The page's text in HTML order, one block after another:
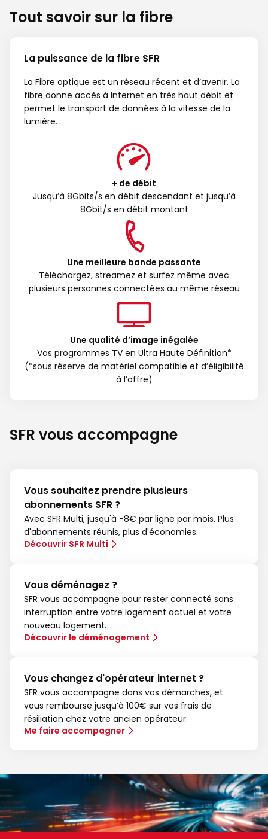
Tout savoir sur la fibre
La puissance de la fibre SFR
La Fibre optique est un réseau récent et d’avenir. La
fibre donne accès à Internet en très haut débit et
permet le transport de données à la vitesse de la
lumière.
+ de débit
Jusqu’à 8Gbits/s en débit descendant et jusqu’à
8Gbit/s en débit montant
Une meilleure bande passante
Téléchargez, streamez et surfez même avec
plusieurs personnes connectées au même réseau
Une qualité d’image inégalée
Vos programmes TV en Ultra Haute Définition*
(*sous réserve de matériel compatible et d’éligibilité
à l’offre)
SFR vous accompagne
Vous souhaitez prendre plusieurs
abonnements SFR ?
Avec SFR Multi, jusqu'à -8€ par ligne par mois. Plus
d'abonnements réunis, plus d'économies.
Découvrir SFR Multi
Vous déménagez ?
SFR vous accompagne pour rester connecté sans
interruption entre votre logement actuel et votre
nouveau logement.
Découvrir le déménagement
Vous changez d'opérateur internet ?
SFR vous accompagne dans vos démarches, et
vous rembourse jusqu’à 100€ sur vos frais de
résiliation chez votre ancien opérateur.
Me faire accompagner